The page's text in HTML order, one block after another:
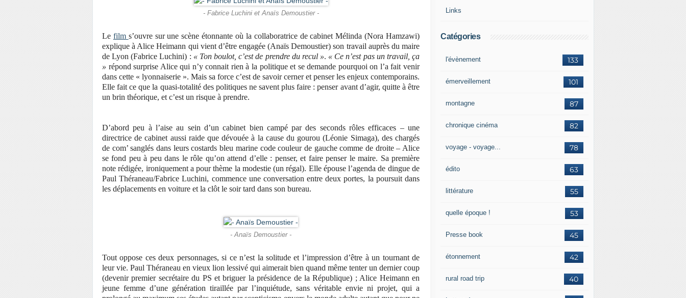
- Fabrice Luchini et Anaïs Demoustier -
Le film s’ouvre sur une scène étonnante où la collaboratrice de cabinet Mélinda (Nora Hamzawi)
explique à Alice Heimann qui vient d’être engagée (Anaïs Demoustier) son travail auprès du maire
de Lyon (Fabrice Luchini) : « Ton boulot, c’est de prendre du recul ». « Ce n’est pas un travail, ça
» répond surprise Alice qui n’y connait rien à la politique et se demande pourquoi on l’a fait venir
dans cette « lyonnaiserie ». Mais sa force c’est de savoir cerner et penser les enjeux contemporains.
Elle fait ce que la quasi-totalité des politiques ne savent plus faire : penser avant d’agir, quitte à être
un brin théorique, et c’est un risque à prendre.
D’abord peu à l’aise au sein d’un cabinet bien campé par des seconds rôles efficaces – une
directrice de cabinet aussi raide que dévouée à la cause du gourou (Léonie Simaga), des chargés
de com’ sanglés dans leurs costards bleu marine code couleur de gauche comme de droite – Alice
se fond peu à peu dans le rôle qu’on attend d’elle : penser, et faire penser le maire. Sa première
note rédigée, ironiquement a pour thème la modestie (un régal). Elle épouse l’agenda de dingue de
Paul Théraneau/Fabrice Luchini, commence une conversation entre deux portes, la poursuit dans
les déplacements en voiture et la clôt le soir tard dans son bureau.
- Anaïs Demoustier -
Tout oppose ces deux personnages, si ce n’est la solitude et l’impression d’être à un tournant de
leur vie. Paul Théraneau en vieux lion lessivé qui aimerait bien quand même tenter un dernier coup
(devenir premier secrétaire du PS et briguer la présidence de la République) ; Alice Heimann en
jeune femme d’une génération tiraillée par l’inquiétude, sans véritable envie ni projet, qui a
Links
Catégories
133
l'évènement
101
émerveillement
87
montagne
82
chronique cinéma
78
voyage - voyage...
63
édito
55
littérature
53
quelle époque !
45
Presse book
42
étonnement
40
rural road trip